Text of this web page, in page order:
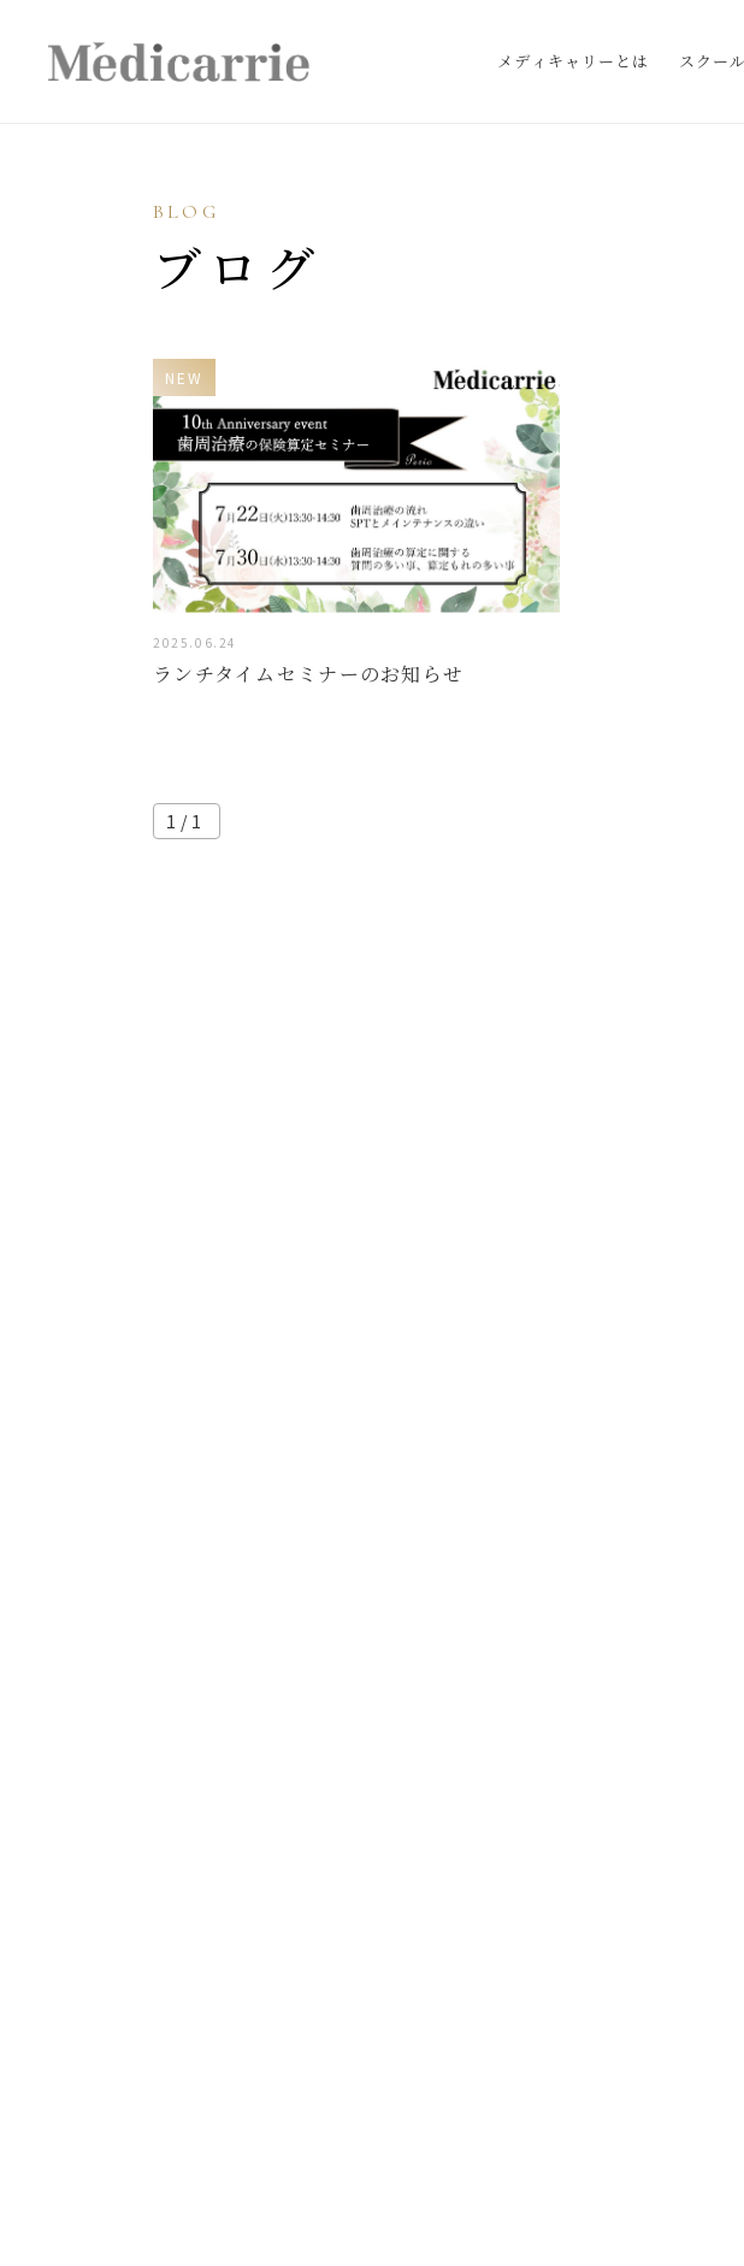
メディキャリーとは スクー
BLOG
ブログ
NEW
2025.06.24
ランチタイムセミナーのお知らせ
1/1